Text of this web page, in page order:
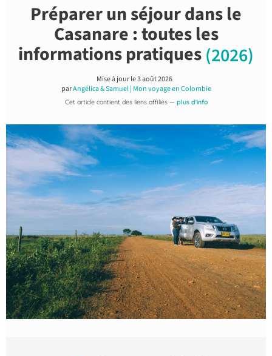
Préparer un séjour dans le
Casanare : toutes les
informations pratiques(2026)
Mise à jour le3 août 2026
parAngélica & Samuel | Mon voyage en Colombie
Cet article contient des liens affiliés — plus d'info